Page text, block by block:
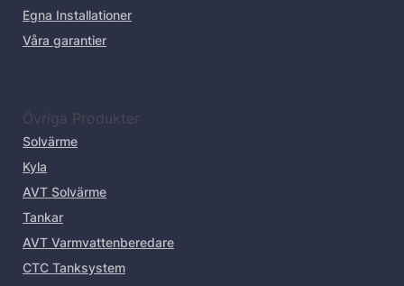
Egna Installationer
Våra garantier
Övriga Produkter
Solvärme
Kyla
AVT Solvärme
Tankar
AVT Varmvattenberedare
CTC Tanksystem